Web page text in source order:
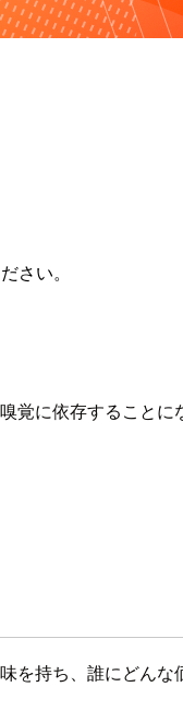
さい。
に依存すること
持ち、誰にどん